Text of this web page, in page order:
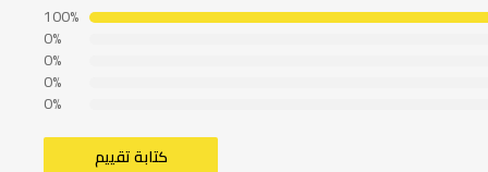
100%
0%
0%
0%
0%
كتابة تقييم